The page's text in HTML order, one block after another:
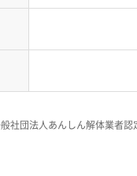
地下』に潜む解
べき点は、地下に網
社団法人あんしん解体業者認